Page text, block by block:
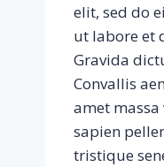
elit, sed do
ut labore et
Gravida
Convallis
amet
sapien
tristique